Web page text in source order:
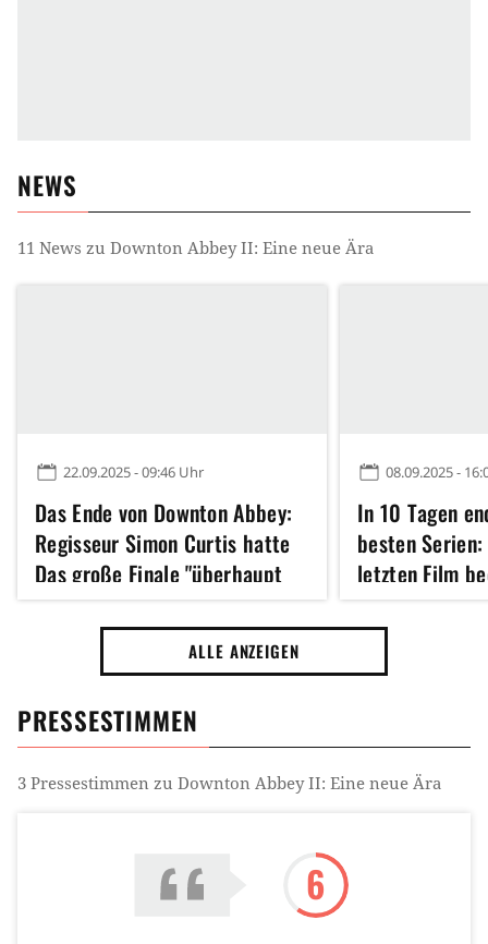
NEWS
11 News zu Downton Abbey II: Eine neue Ära
22.09.2025 - 09:46 Uhr
Das Ende von Downton Abbey:
Regisseur Simon Curtis hatte
Das große Finale "überhaupt
nicht erwartet"
08.09.2025 -
In 10 Tagen
besten
letzten Film
Staffeln und
ALLE ANZEIGEN
PRESSESTIMMEN
3 Pressestimmen zu Downton Abbey II: Eine neue Ära
6